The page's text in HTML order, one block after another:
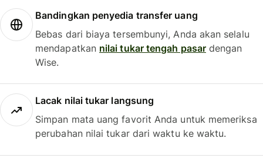
Bandingkan penyedia transfer uang
Bebas dari biaya tersembunyi, Anda akan selalu
mendapatkan nilai tukar tengah pasardengan
Wise.
Lacak nilai tukar langsung
Simpan mata uang favorit Anda untuk memeriksa
perubahan nilai tukar dari waktu ke waktu.